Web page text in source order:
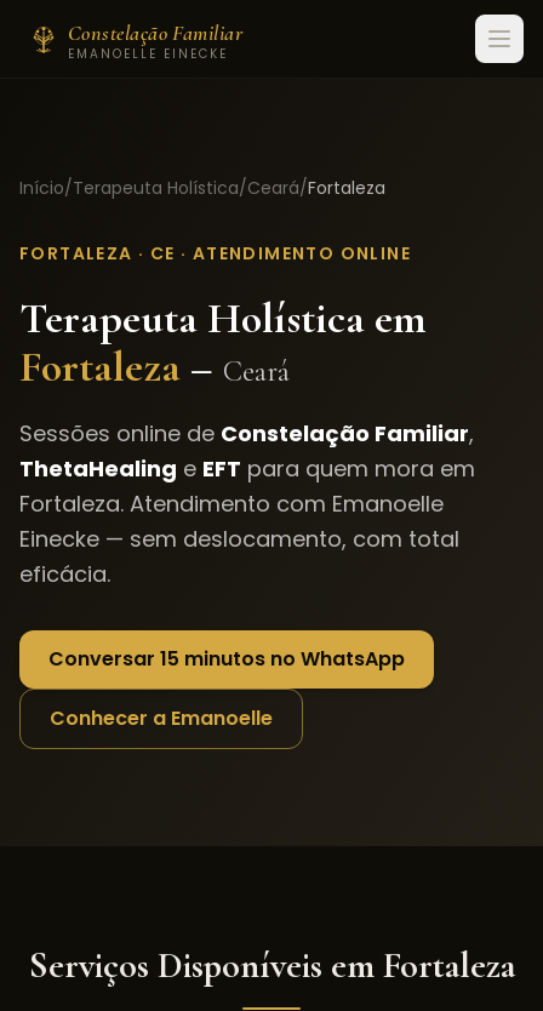
Constelação Familiar
EMANOELLE EINECKE
Início/Terapeuta Holística/Ceará/Fortaleza
FORTALEZA · CE · ATENDIMENTO ONLINE
Terapeuta Holística em
Fortaleza – Ceará
Sessões online de Constelação Familiar,
ThetaHealing e EFT para quem mora em
Fortaleza. Atendimento com Emanoelle
Einecke — sem deslocamento, com total
eficácia.
Conversar 15 minutos no WhatsApp
Conhecer a Emanoelle
Serviços Disponíveis emFortaleza